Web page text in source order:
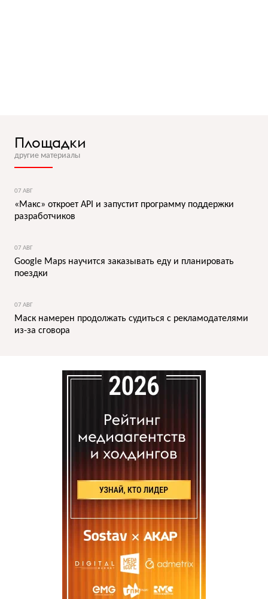
Площадки
другие материалы
07 АВГ
«Макс» откроет API и запустит программу поддержки
разработчиков
07 АВГ
Google Maps научится заказывать еду и планировать
поездки
07 АВГ
Маск намерен продолжать судиться с рекламодателями
из-за сговора